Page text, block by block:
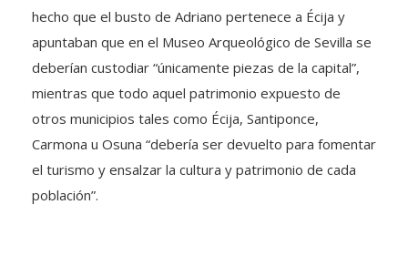
hecho que el busto de Adriano pertenece a Écija y
apuntaban que en el Museo Arqueológico de Sevilla se
deberían custodiar “únicamente piezas de la capital”,
mientras que todo aquel patrimonio expuesto de
otros municipios tales como Écija, Santiponce,
Carmona u Osuna “debería ser devuelto para fomentar
el turismo y ensalzar la cultura y patrimonio de cada
población”.